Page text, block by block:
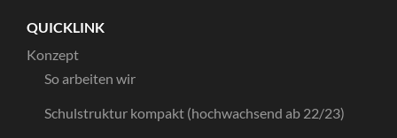
QUICKLINK
Konzept
So arbeiten wir
Schulstruktur kompakt (hochwachsend ab 22/23)